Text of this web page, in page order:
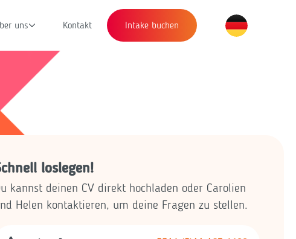
uns Kontakt Intake buchen
loslegen!
kannst deinen CV direkt hochladen oder Carolien
Helen kontaktieren, um deine Fragen zu stellen.